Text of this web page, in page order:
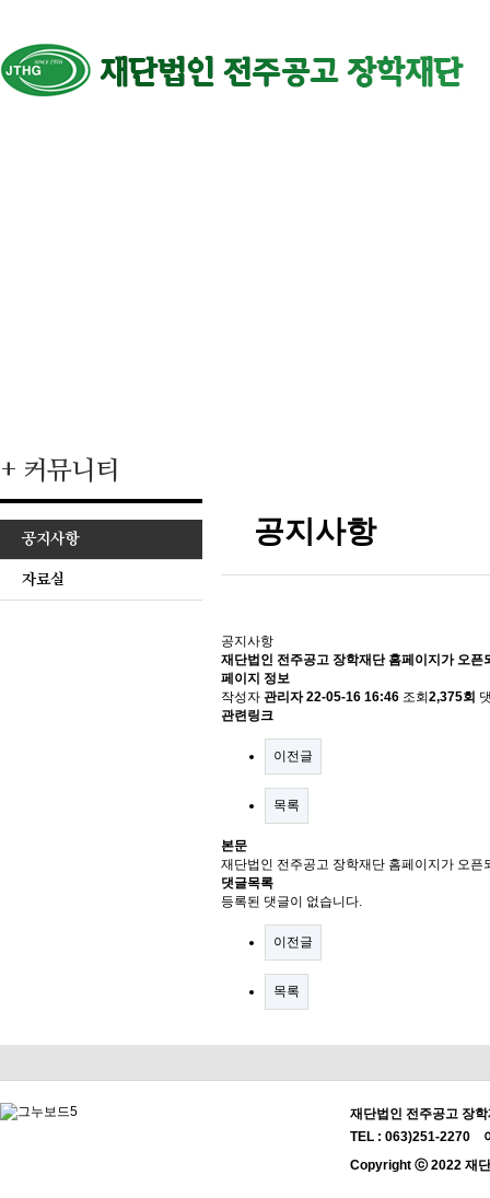
+ 커뮤니티
공지사항
자료실
공지사항
공지사항
재단법인 전주공고 장학재단 홈페이지가 오픈
페이지 정보
작성자 관리자 22-05-16 16:46 조회 2,375회
관련링크
이전글
목록
본문
재단법인 전주공고 장학재단 홈페이지가 오픈
댓글목록
등록된 댓글이 없습니다.
이전글
목록
재단법인 전주공고 장
TEL : 063)251-2270
Copyright ⓒ 2022 재